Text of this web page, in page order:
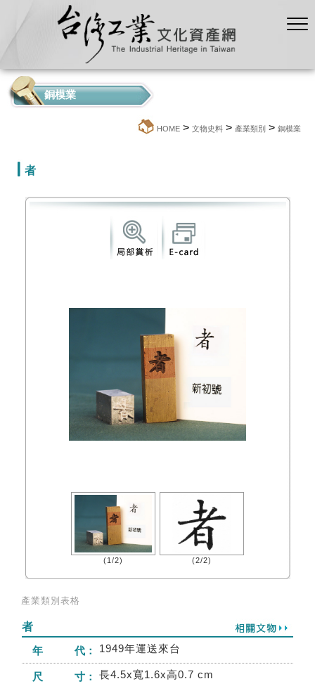
銅模業
HOME > 文物史料 > 產業類別 > 銅模業
者
(1/2) (2/2)
產業類別表格
者
年 代：
1949年運送來台
尺 寸： 長4.5x寬1.6x高0.7 cm